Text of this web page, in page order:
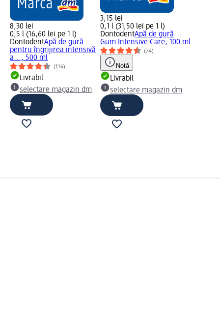
8,30 lei
0,5 l (16,60 lei pe 1 l)
DontodentApă de gură
pentru îngrijirea intensivă
a..., 500 ml
(116)
Livrabil
selectare magazin dm
3,15 lei
0,1 l (31,50 lei pe 1 l)
DontodentApă de gură
Gum Intensive Care, 100 ml
(74)
Notă
Livrabil
selectare magazin dm